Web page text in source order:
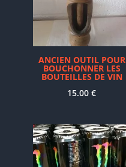
ANCIEN OUTIL POUR
BOUCHONNER LES
BOUTEILLES DE VIN
15.00 €